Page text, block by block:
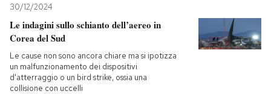
30/12/2024
Le indagini sullo schianto dell’aereo in
Corea del Sud
Le cause non sono ancora chiare ma si ipotizza
un malfunzionamento dei dispositivi
d'atterraggio o un bird strike, ossia una
collisione con uccelli